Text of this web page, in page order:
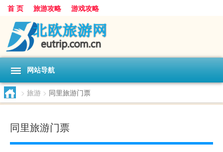
首 页 旅游攻略 游戏攻略
网站导航
> 旅游 > 同里旅游门票
同里旅游门票